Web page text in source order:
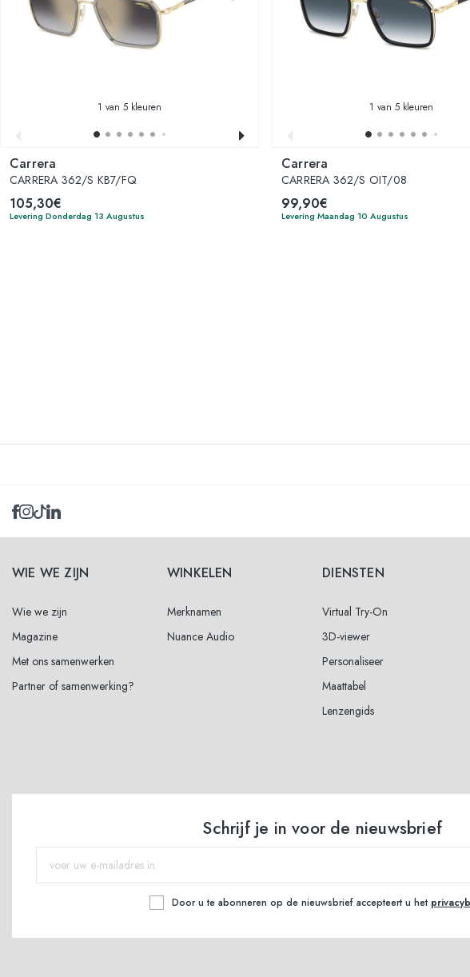
1 van 5 kleuren
Carrera
CARRERA 362/S KB7/FQ
105,30€
Levering Donderdag 13 Augustus
1 van 5 kleuren
Carrera
CARRERA 362/S OIT/08
99,90€
Levering Maandag 10 Augustus
WIE WE ZIJN
Wie we zijn
Magazine
Met ons samenwerken
Partner of samenwerking?
WINKELEN
Merknamen
Nuance Audio
DIENSTEN
Virtual Try-On
3D-viewer
Personaliseer
Maattabel
Lenzengids
Schrijf je in voor de nieuwsbrief
Door u te abonneren op de nieuwsbrief accepteert u het